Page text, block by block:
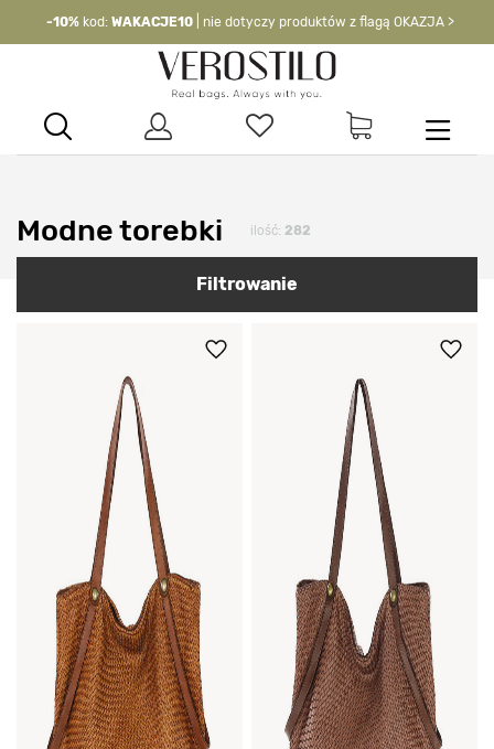
-10% kod: WAKACJE10 | nie dotyczy produktów z flagą OKAZJA >
Modne torebki ilość: 282
Filtrowanie